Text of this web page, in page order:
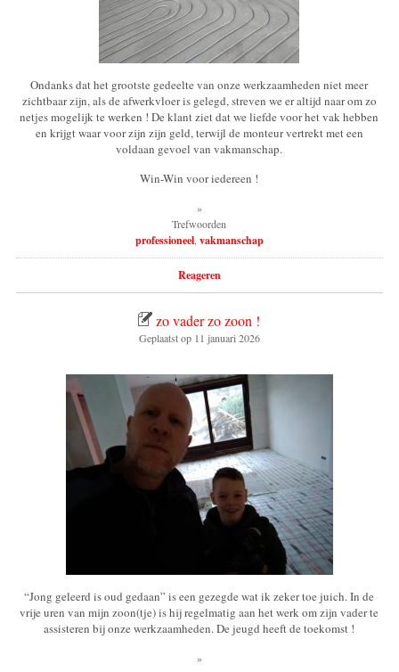
Ondanks dat het grootste gedeelte van onze werkzaamheden niet meer
zichtbaar zijn, als de afwerkvloer is gelegd, streven we er altijd naar om zo
netjes mogelijk te werken ! De klant ziet dat we liefde voor het vak hebben
en krijgt waar voor zijn zijn geld, terwijl de monteur vertrekt met een
voldaan gevoel van vakmanschap.
Win-Win voor iedereen !
»
Trefwoorden
professioneel, vakmanschap
Reageren
zo vader zo zoon !
Geplaatst op 11 januari 2026
“Jong geleerd is oud gedaan” is een gezegde wat ik zeker toe juich. In de
vrije uren van mijn zoon(tje) is hij regelmatig aan het werk om zijn vader te
assisteren bij onze werkzaamheden. De jeugd heeft de toekomst !
»